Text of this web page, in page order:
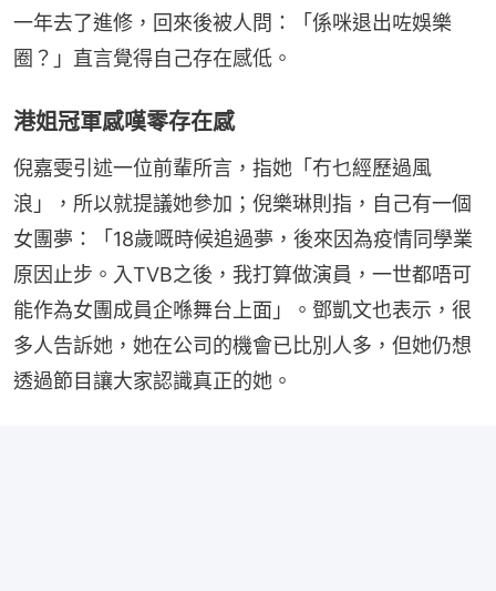
一年去了進修，回來後被人問：「係咪退出咗娛樂
圈？」直言覺得自己存在感低。
港姐冠軍感嘆零存在感
倪嘉雯引述一位前輩所言，指她「冇乜經歷過風
浪」，所以就提議她參加；倪樂琳則指，自己有一個
女團夢：「18歲嘅時候追過夢，後來因為疫情同學業
原因止步。入TVB之後，我打算做演員，一世都唔可
能作為女團成員企喺舞台上面」。鄧凱文也表示，很
多人告訴她，她在公司的機會已比別人多，但她仍想
透過節目讓大家認識真正的她。